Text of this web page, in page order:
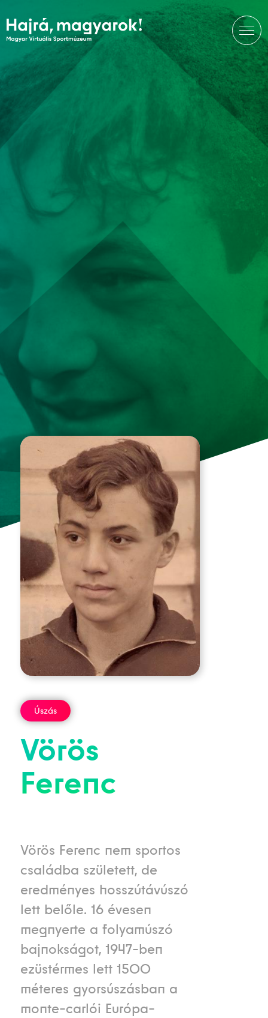
Úszás
Vörös
Ferenc
Vörös Ferenc nem sportos
családba született, de
eredményes hosszútávúszó
lett belőle. 16 évesen
megnyerte a folyamúszó
bajnokságot, 1947-ben
ezüstérmes lett 1500
méteres gyorsúszásban a
monte-carlói Európa-